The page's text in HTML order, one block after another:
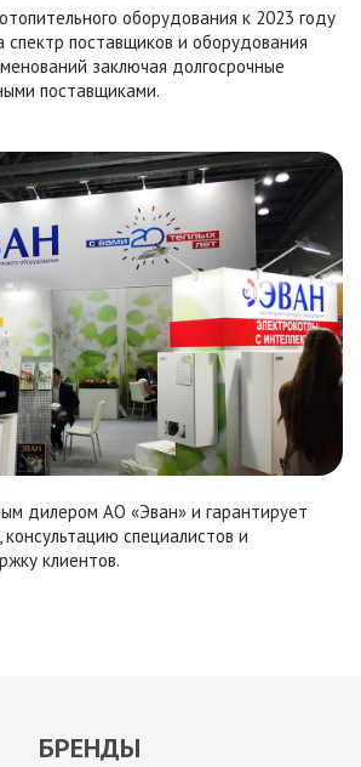
оборудования к 2023 году
поставщиков и оборудования
заключая долгосрочные
поставщиками.
дилером АО «Эван» и гарантирует
специалистов и
клиентов.
БРЕНДЫ